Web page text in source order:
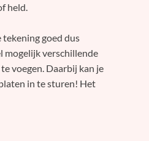
held.
goed dus
mogelijk verschillende
voegen. Daarbij kan je
in te sturen! Het